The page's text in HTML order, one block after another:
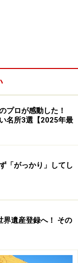
。中央に描かれて
アブラハムの饗応
ハムの信仰を試す
命じ、実行する直
り合わせて造られ
れた壮麗な装飾壁
彩られたその色彩
う。いったいな
プロが感動した！
名所3選【2025年最
「がっかり」してし
界遺産登録へ！ その